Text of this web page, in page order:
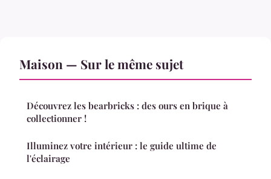
Maison — Sur le même sujet
Découvrez les bearbricks : des ours en brique à
collectionner !
Illuminez votre intérieur : le guide ultime de
l'éclairage